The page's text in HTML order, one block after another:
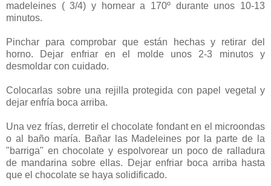
madeleines ( 3/4) y hornear a 170º durante unos 10-13
minutos.
Pinchar para comprobar que están hechas y retirar del
horno. Dejar enfriar en el molde unos 2-3 minutos y
desmoldar con cuidado.
Colocarlas sobre una rejilla protegida con papel vegetal y
dejar enfría boca arriba.
Una vez frías, derretir el chocolate fondant en el microondas
o al baño maría. Bañar las Madeleines por la parte de la
"barriga" en chocolate y espolvorear un poco de ralladura
de mandarina sobre ellas. Dejar enfriar boca arriba hasta
que el chocolate se haya solidificado.